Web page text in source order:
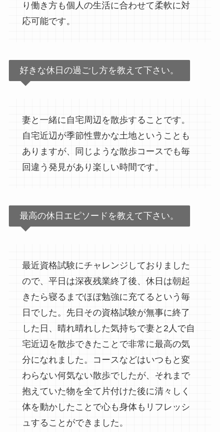
り働き方も個人の生活に合わせて柔軟に対
応可能です。
好きな休日の過ごし方を教えて下さい。
妻と一緒に自宅周辺を散歩することです。
自宅近辺が季節性豊かな土地ということも
ありますが、同じような散歩コースでも毎
回違う発見があり楽しい時間です。
最高の休日エピソードを教えて下さい。
最近資格試験にチャレンジしておりました
ので、平日は深夜残業終了後、休日は朝起
きたら寝るまでほぼ勉強に充てるという毎
日でした。先日その資格試験が無事に終了
した日、晴れ晴れした気持ちで妻と2人で自
宅近辺を散歩できたことで非常に最高の気
分になれました。コースなどはいつもと変
わらない何気ない散歩でしたが、それまで
抱えていた物を全て片付けた後に清々しく
体を動かしたことで心も身体もリフレッシ
ュすることができました。